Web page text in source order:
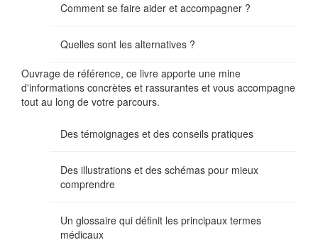
Comment se faire aider et accompagner ?
Quelles sont les alternatives ?
Ouvrage de référence, ce livre apporte une mine
d'informations concrètes et rassurantes et vous accompagne
tout au long de votre parcours.
Des témoignages et des conseils pratiques
Des illustrations et des schémas pour mieux
comprendre
Un glossaire qui définit les principaux termes
médicaux